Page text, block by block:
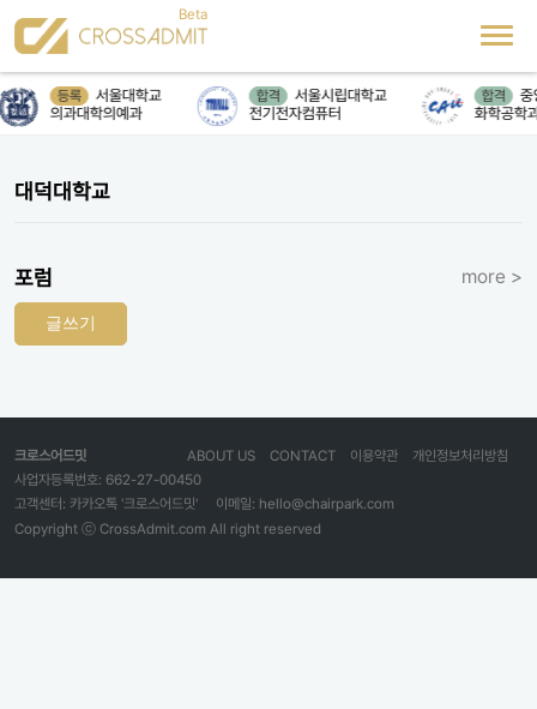
등록
서울대학교
의과대학의예과
합격
서울시립대학교
전기전자컴퓨터
합격
중
화학공학과
대덕대학교
포럼 more >
글쓰기
크로스어드밋 개인정보처리방침
이용약관
CONTACT
ABOUT US
사업자등록번호: 662-27-00450
고객센터: 카카오톡 '크로스어드밋'
이메일: hello@chairpark.com
Copyright ⓒ CrossAdmit.com All right reserved